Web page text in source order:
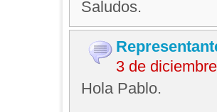
Saludos.
3 de
Hola Pablo.